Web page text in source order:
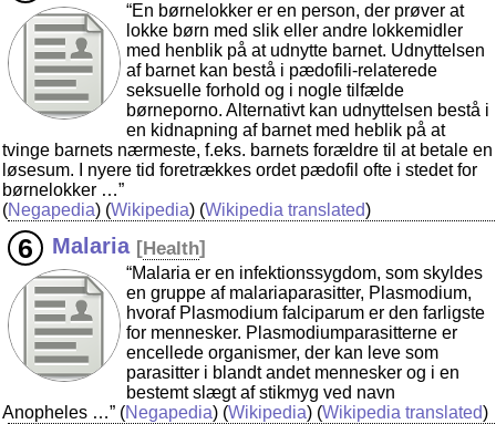
“En børnelokker er en person, der prøver at
lokke børn med slik eller andre lokkemidler
med henblik på at udnytte barnet. Udnyttelsen
af barnet kan bestå i pædofili-relaterede
seksuelle forhold og i nogle tilfælde
børneporno. Alternativt kan udnyttelsen bestå i
en kidnapning af barnet med heblik på at
tvinge barnets nærmeste, f.eks. barnets forældre til at betale en
løsesum. I nyere tid foretrækkes ordet pædofil ofte i stedet for
børnelokker …”
(Negapedia) (Wikipedia) (Wikipedia translated)
Malaria [Health]
“Malaria er en infektionssygdom, som skyldes
en gruppe af malariaparasitter, Plasmodium,
hvoraf Plasmodium falciparum er den farligste
for mennesker. Plasmodiumparasitterne er
encellede organismer, der kan leve som
parasitter i blandt andet mennesker og i en
bestemt slægt af stikmyg ved navn
Anopheles …” (Negapedia) (Wikipedia) (Wikipedia translated)